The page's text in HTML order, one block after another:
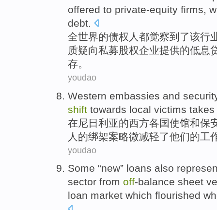
offered to private-equity firms,
debt.
全世界的债权人 都觉察到了该行
质疑向私募股权企业提供的低息
存。
youdao
Western embassies and
shift towards local victims takes
在尼日利亚的西方各国使馆和保
人 的绑架案略微减轻了他们的工
youdao
Some “new” loans also
sector from off-balance sheet
loan market which flourished